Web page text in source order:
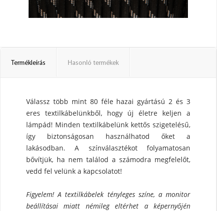
Termékleírás Hasonló termékek
Válassz több mint 80 féle hazai gyártású 2 és 3
eres textilkábelünkből, hogy új életre keljen a
lámpád! Minden textilkábelünk kettős szigetelésű,
így biztonságosan használhatod őket a
lakásodban. A színválasztékot folyamatosan
bővítjük, ha nem találod a számodra megfelelőt,
vedd fel velünk a kapcsolatot!
Figyelem! A textilkábelek tényleges színe, a monitor
beállításai miatt némileg eltérhet a képernyőjén